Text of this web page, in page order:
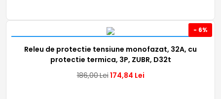
- 6%
Releu de protectie tensiune monofazat, 32A, cu
protectie termica, 3P, ZUBR, D32t
186,00Lei174,84 Lei